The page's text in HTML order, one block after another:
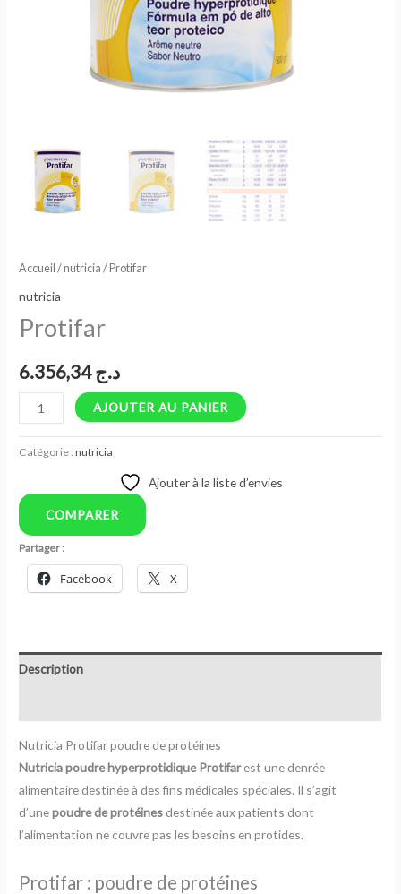
Accueil /nutricia / Protifar
nutricia
Protifar
د.ج6.356,34
AJOUTER AU PANIER
Catégorie :nutricia
Ajouter à la liste d’envies
COMPARER
Partager :
Facebook X
Description
Nutricia Protifar poudre de protéines
Nutricia poudre hyperprotidique Protifarest une denrée
alimentaire destinée à des fins médicales spéciales. Il s’agit
d’unepoudre de protéines destinée aux patients dont
l’alimentation ne couvre pas les besoins en protides.
Protifar : poudre de protéines